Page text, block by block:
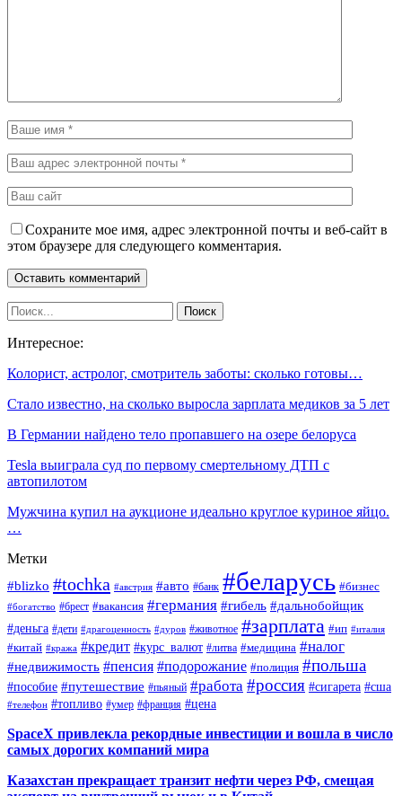
Сохраните мое имя, адрес электронной почты и веб-сайт в
этом браузере для следующего комментария.
Интересное:
Колорист, астролог, смотритель заботы: сколько готовы…
Стало известно, на сколько выросла зарплата медиков за 5 лет
В Германии найдено тело пропавшего на озере белоруса
Tesla выиграла суд по первому смертельному ДТП с
автопилотом
Мужчина купил на аукционе идеально круглое куриное яйцо.
…
Метки
#blizko #tochka #австрия #авто #банк #беларусь #бизнес
#богатство #брест #вакансия #германия #гибель #дальнобойщик
#деньга #дети #драгоценность #дуров #животное #зарплата #ип #италия
#китай #кража #кредит #курс_валют #литва #медицина #налог
#недвижимость #пенсия #подорожание #полиция #польша
#пособие #путешествие #пьяный #работа #россия #сигарета #сша
#телефон #топливо #умер #франция #цена
SpaceX привлекла рекордные инвестиции и вошла в число
самых дорогих компаний мира
Казахстан прекращает транзит нефти через РФ, смещая